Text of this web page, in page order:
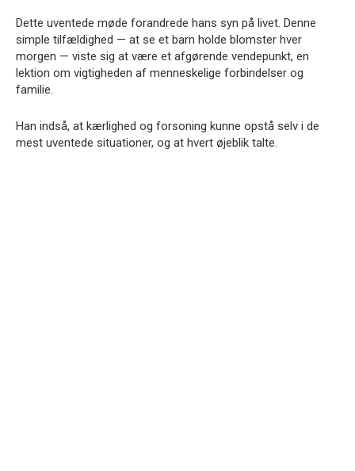
Dette uventede møde forandrede hans syn på livet. Denne
simple tilfældighed — at se et barn holde blomster hver
morgen — viste sig at være et afgørende vendepunkt, en
lektion om vigtigheden af menneskelige forbindelser og
familie.
Han indså, at kærlighed og forsoning kunne opstå selv i de
mest uventede situationer, og at hvert øjeblik talte.